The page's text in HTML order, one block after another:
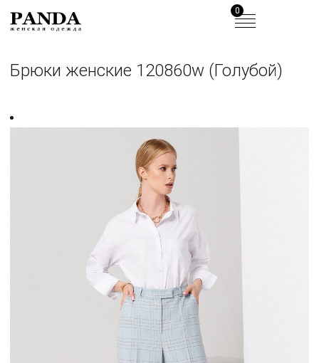
0
Брюки женские 120860w (Голубой)